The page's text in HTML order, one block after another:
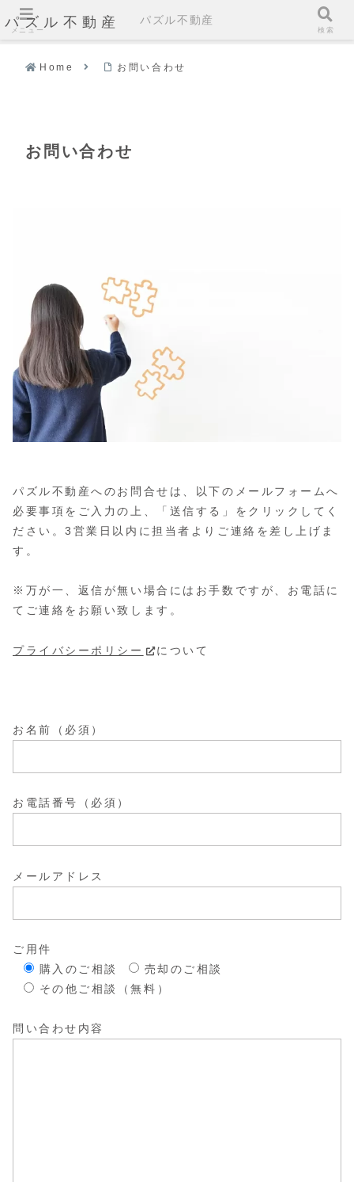
パズル不動産
Home お問い合わせ
お問い合わせ
パズル不動産へのお問合せは、以下のメールフォームへ
必要事項をご入力の上、「送信する」をクリックしてく
ださい。3営業日以内に担当者よりご連絡を差し上げま
す。
※万が一、返信が無い場合にはお手数ですが、お電話に
てご連絡をお願い致します。
プライバシーポリシー について
お名前（必須）
お電話番号（必須）
メールアドレス
ご用件
購入のご相談
売却のご相談
その他ご相談（無料）
問い合わせ内容
メニュー
パズル不動産
検索